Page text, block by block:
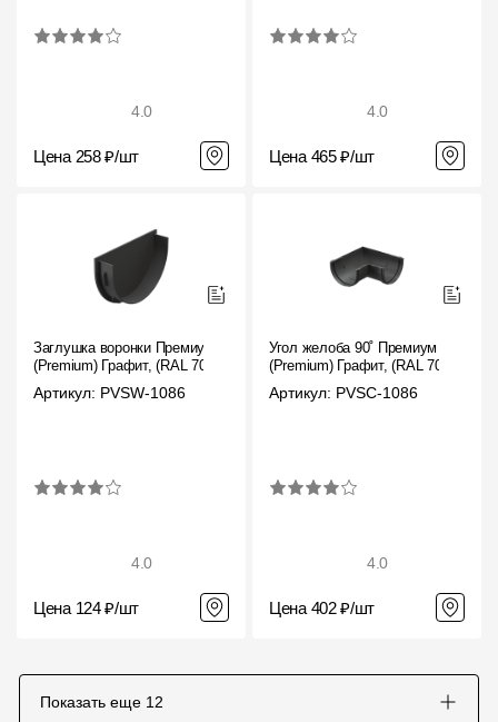
4.0
Цена 258 ₽/шт
4.0
Цена 465 ₽/шт
Заглушка воронки Премиум
(Premium) Графит, (RAL 7024)
Артикул: PVSW-1086
4.0
Цена 124 ₽/шт
Угол желоба 90˚ Премиум
(Premium) Графит, (RAL 7024)
Артикул: PVSC-1086
4.0
Цена 402 ₽/шт
Показать еще 12